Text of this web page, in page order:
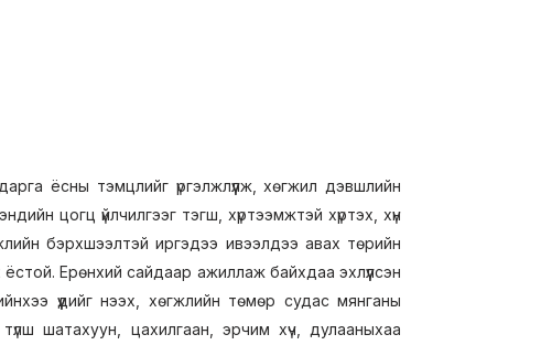
ёсны тэмцлийг үргэлжлүүлж, хөгжил дэвшлийн
цогц үйлчилгээг тэгш, хүртээмжтэй хүртэх, хүн
бэрхшээлтэй иргэдээ ивээлдээ авах төрийн
Ерөнхий сайдаар ажиллаж байхдаа эхлүүлсэн
үүдийг нээх, хөгжлийн төмөр судас мянганы
шатахуун, цахилгаан, эрчим хүч, дулааныхаа